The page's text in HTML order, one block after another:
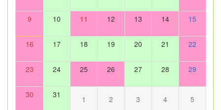
9 10 11 12 13 14 15
16 17 18 19 20 21 22
23 24 25 26 27 28 29
30 31 1 2 3 4 5